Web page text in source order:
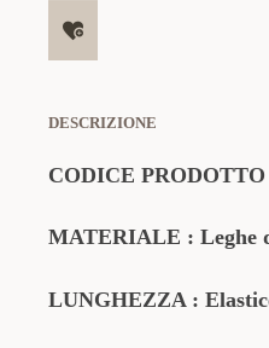
DESCRIZIONE
CODICE PRODOTTO
MATERIALE : Leghe
LUNGHEZZA :